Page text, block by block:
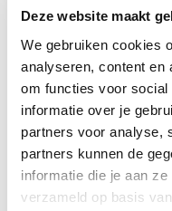
Deze website maakt
We gebruiken cookies
analyseren, content en
om functies voor social
informatie over je
partners voor analyse,
partners kunnen de
informatie die je aan
verzameld op basis
Bewaartip voor
Laat restjes altijd
afgesloten in de
niet langer dan 2